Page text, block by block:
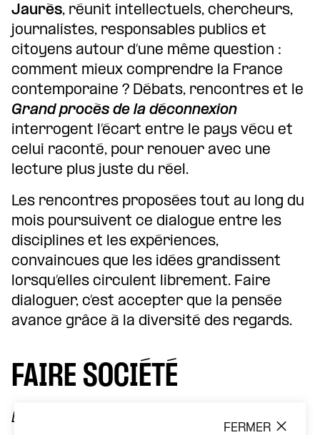
Jaurès, réunit intellectuels, chercheurs,
journalistes, responsables publics et
citoyens autour d’une même question :
comment mieux comprendre la France
contemporaine ? Débats, rencontres et le
Grand procès de la déconnexion
interrogent l’écart entre le pays vécu et
celui raconté, pour renouer avec une
lecture plus juste du réel.
Les rencontres proposées tout au long du
mois poursuivent ce dialogue entre les
disciplines et les expériences,
convaincues que les idées grandissent
lorsqu’elles circulent librement. Faire
dialoguer, c’est accepter que la pensée
avance grâce à la diversité des regards.
FAIRE SOCIÉTÉ
Le débat comme pratique démocratique
FERMER